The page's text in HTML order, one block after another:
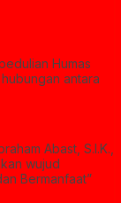
Humas
antara
Abast, S.I.K.,
wujud
Bermanfaat”